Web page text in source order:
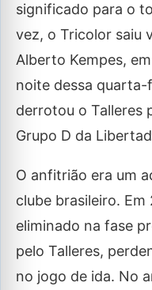
significado para o
vez, o Tricolor saiu
Alberto Kempes,
noite dessa quarta-
derrotou o Talleres
Grupo D da
O anfitrião era um
clube brasileiro. Em
eliminado na fase
pelo Talleres,
no jogo de ida. No